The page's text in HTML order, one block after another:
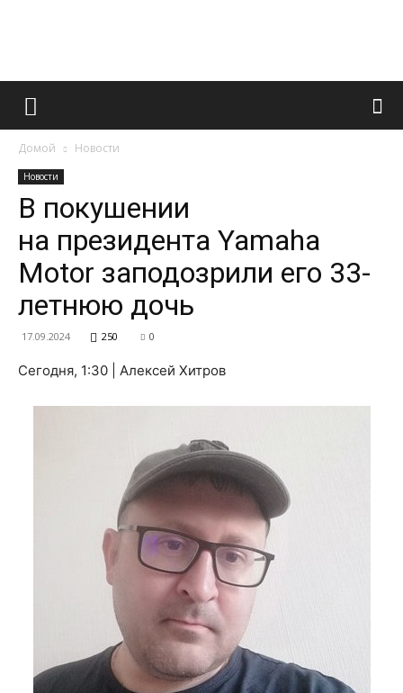
Французский
и
о
нем
Домой Новости
Новости
В покушении
на президента Yamaha
Motor заподозрили его 33-
летнюю дочь
17.09.2024 250 0
Сегодня, 1:30 | Алексей Хитров